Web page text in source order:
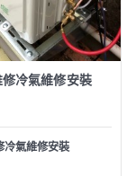
冷氣維修安裝
冷氣維修安裝